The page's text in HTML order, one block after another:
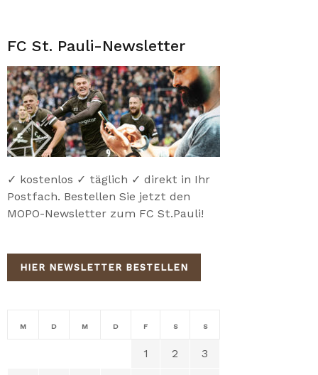
FC St. Pauli-Newsletter
✓ kostenlos ✓ täglich ✓ direkt in Ihr
Postfach. Bestellen Sie jetzt den
MOPO-Newsletter zum FC St.Pauli!
HIER NEWSLETTER BESTELLEN
M D M D F S S
1 2 3